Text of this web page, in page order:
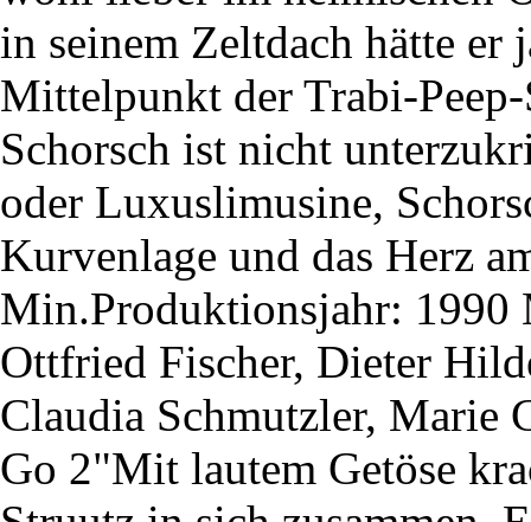
in seinem Zeltdach hätte er
Mittelpunkt der Trabi-
Schorsch ist nicht
oder Luxuslimusine,
Kurvenlage und das Herz
Min.Produktionsjahr: 1990
Ottfried Fischer, Dieter
Claudia Schmutzler, Marie
Go 2"Mit lautem Getöse